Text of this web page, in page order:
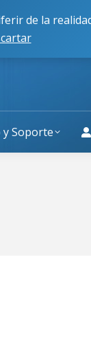
Soporte
de la